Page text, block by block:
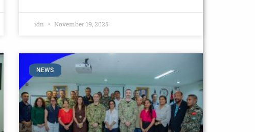
idn November 19, 2025
NEWS